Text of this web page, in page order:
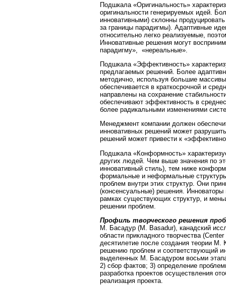
Подшкала «Оригинальность»
оригинальности генерируемых идей.
инновативными) склонны
за границы парадигмы). Адаптивные
относительно легко реализуемые,
Инновативные решения могут
парадигму», «нереальные».
Подшкала «Эффективность»
предлагаемых решений. Более
методично, используя большие
обеспечивается в краткосрочной и
направлены на сохранение
обеспечивают эффективность в
более радикальными изменениями
Менеджмент компании должен
инновативных решений может
решений может привести к
Подшкала «Конформность»
других людей. Чем выше значения по
инновативный стиль), тем ниже
формальные и неформальные
проблем внутри этих структур. Они
(консенсуальные) решения.
рамках существующих структур, и
решении проблем.
Профиль творческого решения
М. Басадур (M. Basadur), канадский
области прикладного творчества
десятилетие после создания теории
решению проблем и соответствующий
выделенных М. Басадуром восьми
2) сбор фактов; 3) определение
разработка проектов осуществления
реализация проекта.